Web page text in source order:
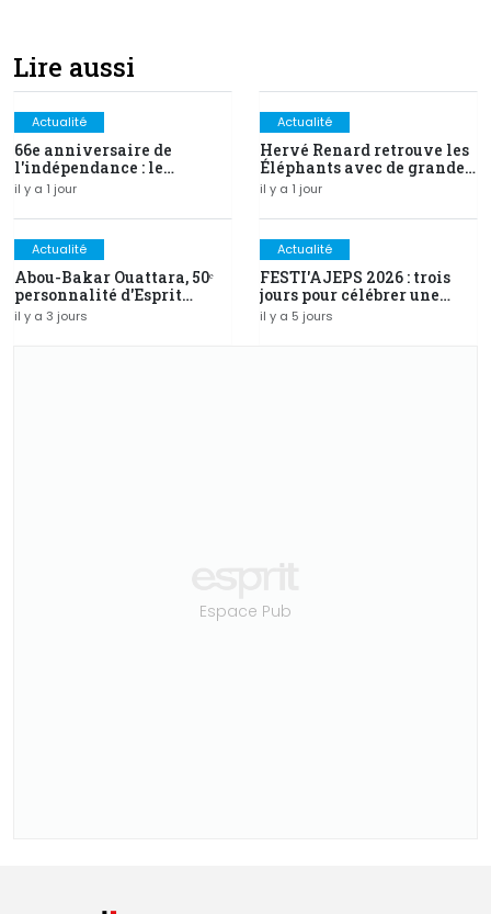
Espace Pub
Lire aussi
Actualité
66e anniversaire de
l'indépendance : le
discours intégral du PR
Alassane Ouattara
il y a 1 jour
Actualité
Hervé Renard retrouve les
Éléphants avec de grandes
ambitions
il y a 1 jour
Actualité
Abou-Bakar Ouattara, 50ᵉ
personnalité d'Esprit
Magazine distinguée au
Prix d'Excellence 2026
il y a 3 jours
Actualité
FESTI'AJEPS 2026 : trois
jours pour célébrer une
identité, inaugurer un
avenir
il y a 5 jours